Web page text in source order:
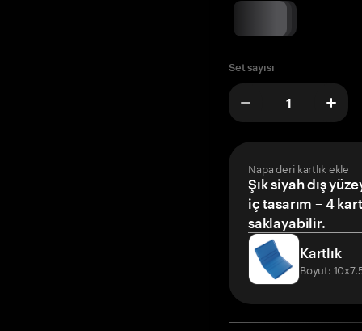
Set sayısı
Napa deri kartlık ekle
Şık siyah dış
iç tasarım – 4
saklayabilir.
Kartlık
Boyut: